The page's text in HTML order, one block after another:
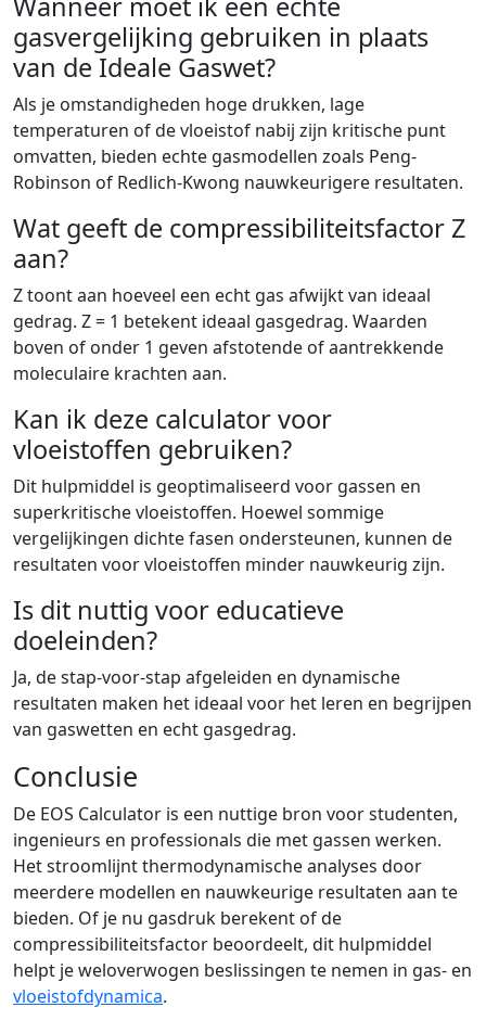
gasvergelijking gebruiken in plaats
van de Ideale Gaswet?
Als je omstandigheden hoge drukken, lage
temperaturen of de vloeistof nabij zijn kritische punt
omvatten, bieden echte gasmodellen zoals Peng-
Robinson of Redlich-Kwong nauwkeurigere resultaten.
Wat geeft de compressibiliteitsfactor Z
aan?
Z toont aan hoeveel een echt gas afwijkt van ideaal
gedrag. Z = 1 betekent ideaal gasgedrag. Waarden
boven of onder 1 geven afstotende of aantrekkende
moleculaire krachten aan.
Kan ik deze calculator voor
vloeistoffen gebruiken?
Dit hulpmiddel is geoptimaliseerd voor gassen en
superkritische vloeistoffen. Hoewel sommige
vergelijkingen dichte fasen ondersteunen, kunnen de
resultaten voor vloeistoffen minder nauwkeurig zijn.
Is dit nuttig voor educatieve
doeleinden?
Ja, de stap-voor-stap afgeleiden en dynamische
resultaten maken het ideaal voor het leren en begrijpen
van gaswetten en echt gasgedrag.
Conclusie
De EOS Calculator is een nuttige bron voor studenten,
ingenieurs en professionals die met gassen werken.
Het stroomlijnt thermodynamische analyses door
meerdere modellen en nauwkeurige resultaten aan te
bieden. Of je nu gasdruk berekent of de
compressibiliteitsfactor beoordeelt, dit hulpmiddel
helpt je weloverwogen beslissingen te nemen in gas- en
vloeistofdynamica.